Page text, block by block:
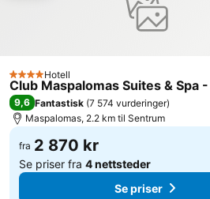
4 Stjerner
Hotell
Club Maspalomas Suites & Spa
9,6 Fantastisk (7 574 vurderinger)
Maspalomas, 2.2 km til Sentrum
fra 2 870 kr
Se priser fra 4 nettsteder
Se priser